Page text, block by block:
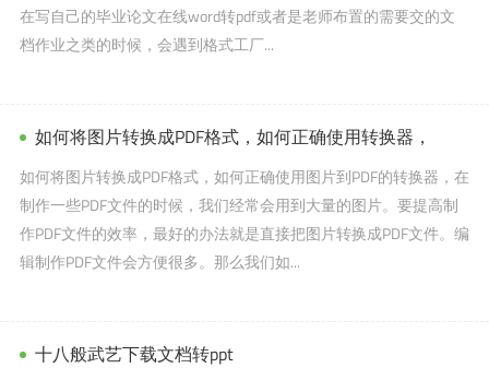
在写自己的毕业论文在线word转pdf或者是老师布置的需要交的文
档作业之类的时候，会遇到格式工厂...
如何将图片转换成PDF格式，如何正确使用转换器，
如何将图片转换成PDF格式，如何正确使用图片到PDF的转换器，在
制作一些PDF文件的时候，我们经常会用到大量的图片。要提高制
作PDF文件的效率，最好的办法就是直接把图片转换成PDF文件。编
辑制作PDF文件会方便很多。那么我们如...
十八般武艺下载文档转ppt